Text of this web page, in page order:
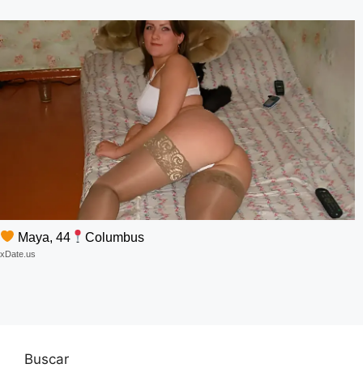
Maya, 44 Columbus
xDate.us
Buscar